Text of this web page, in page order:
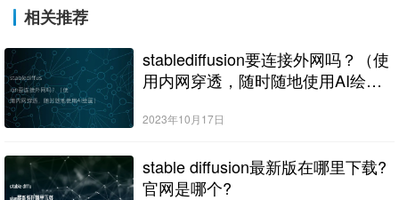
相关推荐
stablediffusion要连接外网吗？（使
用内网穿透，随时随地使用AI绘
2023年10月17日
stable diffusion最新版在哪里下载?
官网是哪个?